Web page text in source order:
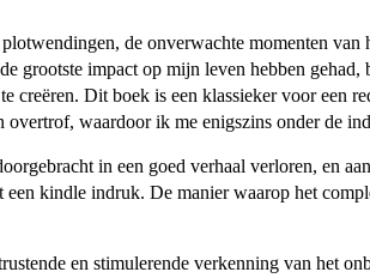
de onverwachte momenten
grootste impact op mijn leven hebben
creëren. Dit boek is een klassieker voor een
overtrof, waardoor ik me enigszins onder de
in een goed verhaal verloren, en
kindle indruk. De manier waarop het
en stimulerende verkenning van het